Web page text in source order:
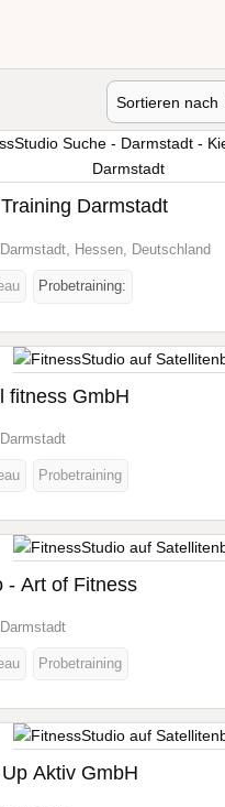
Sortieren nach
Darmstadt
Hessen, Deutschland
Probetraining:
fitness GmbH
Probetraining
- Art of Fitness
Probetraining
Aktiv GmbH